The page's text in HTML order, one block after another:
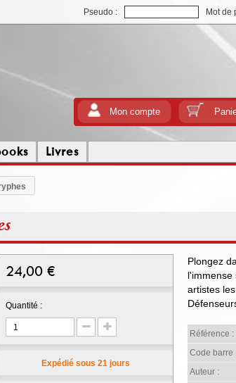
Pseudo : Mot de
Mon compte
Livres
24,00 €
Quantité :
Expédié sous 21 jours
Plongez
l'immense
artistes
Référence :
Code barre
Auteur :